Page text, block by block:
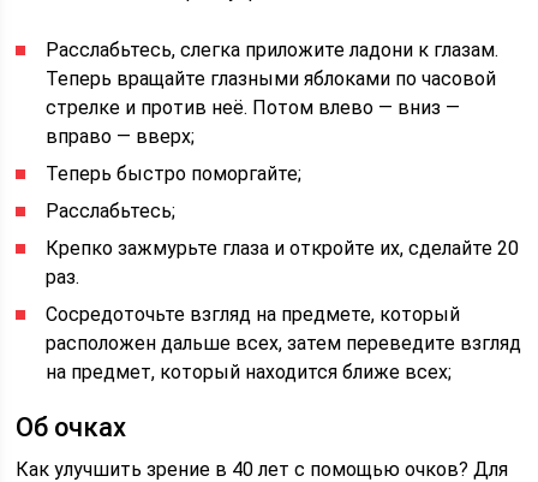
Расслабьтесь, слегка приложите ладони к глазам.
Теперь вращайте глазными яблоками по часовой
стрелке и против неё. Потом влево — вниз —
вправо — вверх;
Теперь быстро поморгайте;
Расслабьтесь;
Крепко зажмурьте глаза и откройте их, сделайте 20
раз.
Сосредоточьте взгляд на предмете, который
расположен дальше всех, затем переведите взгляд
на предмет, который находится ближе всех;
Об очках
Как улучшить зрение в 40 лет с помощью очков? Для